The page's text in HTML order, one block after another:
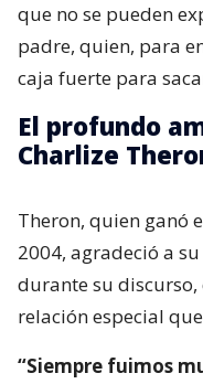
que no se pueden
padre, quien, para
caja fuerte para
El profundo
Charlize
Theron, quien ganó
2004, agradeció a
durante su
relación especial
“Siempre fuimos